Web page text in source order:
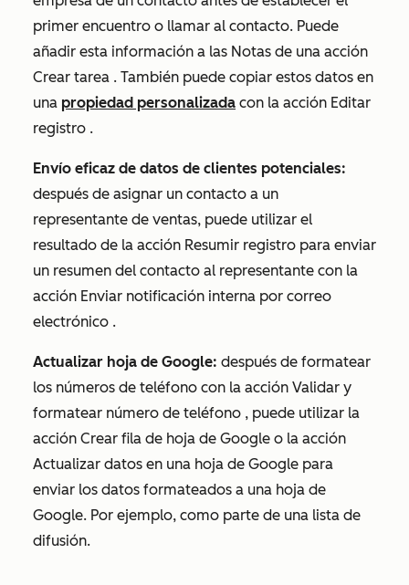
primer encuentro o llamar al contacto. Puede
añadir esta información a las Notas de una acción
Crear tarea . También puede copiar estos datos en
una propiedad personalizada con la acción Editar
registro .
Envío eficaz de datos de clientes potenciales:
después de asignar un contacto a un
representante de ventas, puede utilizar el
resultado de la acción Resumir registro para enviar
un resumen del contacto al representante con la
acción Enviar notificación interna por correo
electrónico .
Actualizar hoja de Google: después de formatear
los números de teléfono con la acción Validar y
formatear número de teléfono , puede utilizar la
acción Crear fila de hoja de Google o la acción
Actualizar datos en una hoja de Google para
enviar los datos formateados a una hoja de
Google. Por ejemplo, como parte de una lista de
difusión.